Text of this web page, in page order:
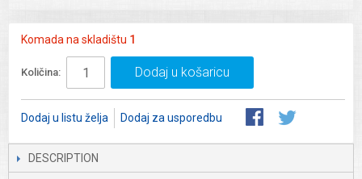
Komada na skladištu 1
Količina: Dodaj u košaricu
Dodaj u listu želja Dodaj za usporedbu
DESCRIPTION